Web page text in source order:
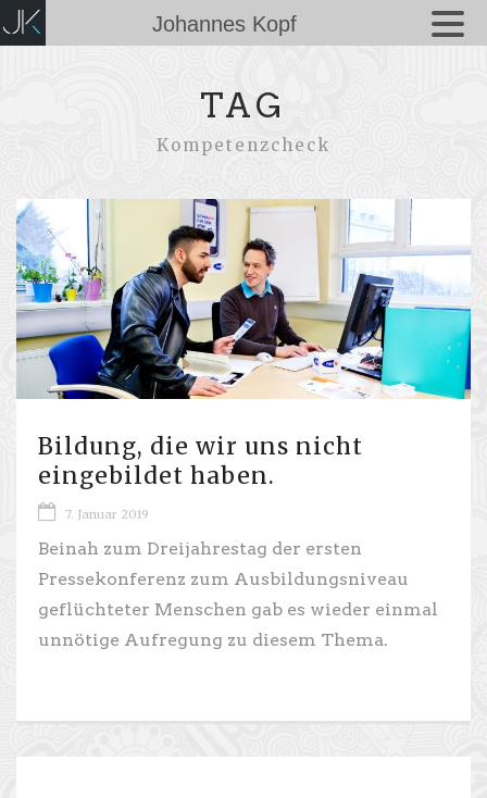
TAG
Kompetenzcheck
Bildung, die wir uns nicht
eingebildet haben.
7. Januar 2019
Beinah zum Dreijahrestag der ersten
Pressekonferenz zum Ausbildungsniveau
geflüchteter Menschen gab es wieder einmal
unnötige Aufregung zu diesem Thema.
Johannes Kopf